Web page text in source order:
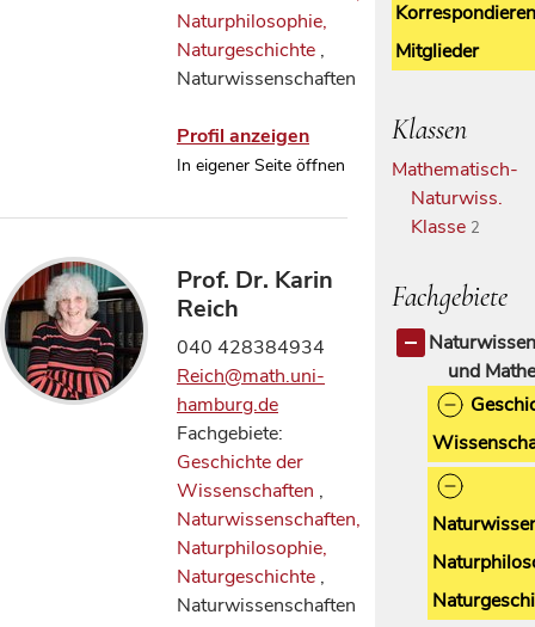
Naturphilosophie,
Naturgeschichte ,
Naturwissenschaften
Profil anzeigen
In eigener Seite öffnen
Prof. Dr. Karin
Reich
040 428384934
Reich@math.uni-
hamburg.de
Fachgebiete:
Geschichte der
Wissenschaften ,
Naturwissenschaften,
Naturphilosophie,
Naturgeschichte ,
Naturwissenschaften
Mitglieder
Klassen
Mathematisch-
Naturwiss.
Klasse 2
Fachgebiete
und